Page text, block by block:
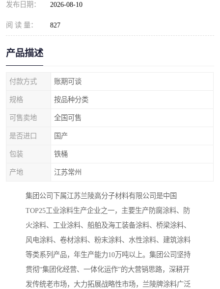
发布日期： 2026-08-10
阅 读 量： 827
产品描述
付款方式 账期可谈
规格 按品种分类
可售卖地 全国可售
是否进口 国产
包装 铁桶
产地 江苏常州
集团公司下属江苏兰陵高分子材料有限公司是中国
TOP25工业涂料生产企业之一，主要生产防腐涂料、防
火涂料、工业涂料、船舶及海工装备涂料、桥梁涂料、
风电涂料、卷材涂料、粉末涂料、水性涂料、建筑涂料
等类系列产品，年生产能力10万吨以上。集团公司坚持
贯彻“集团化经营、一体化运作”的大营销思路，深耕开
发传统老市场，大力拓展战略性市场，兰陵牌涂料广泛